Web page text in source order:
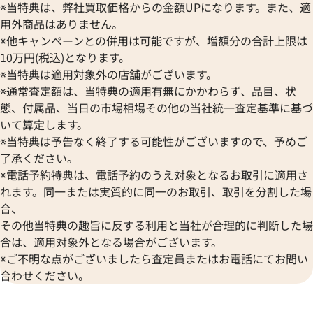
※当特典は、弊社買取価格からの金額UPになります。また、適
用外商品はありません。
※他キャンペーンとの併用は可能ですが、増額分の合計上限は
10万円(税込)となります。
※当特典は適用対象外の店舗がございます。
※通常査定額は、当特典の適用有無にかかわらず、品目、状
態、付属品、当日の市場相場その他の当社統一査定基準に基づ
いて算定します。
※当特典は予告なく終了する可能性がございますので、予めご
了承ください。
※電話予約特典は、電話予約のうえ対象となるお取引に適用さ
れます。同一または実質的に同一のお取引、取引を分割した場
合、
その他当特典の趣旨に反する利用と当社が合理的に判断した場
合は、適用対象外となる場合がございます。
※ご不明な点がございましたら査定員またはお電話にてお問い
合わせください。